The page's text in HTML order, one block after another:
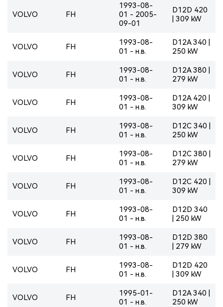
VOLVO FH
1993-08-
01 - 2005-
09-01
D12D 420
| 309 kW
VOLVO FH
1993-08-
01 - н.в.
D12A 340 |
250 kW
VOLVO FH
1993-08-
01 - н.в.
D12A 380 |
279 kW
VOLVO FH
1993-08-
01 - н.в.
D12A 420 |
309 kW
VOLVO FH
1993-08-
01 - н.в.
D12C 340 |
250 kW
VOLVO FH
1993-08-
01 - н.в.
D12C 380 |
279 kW
VOLVO FH
1993-08-
01 - н.в.
D12C 420 |
309 kW
VOLVO FH
1993-08-
01 - н.в.
D12D 340
| 250 kW
VOLVO FH
1993-08-
01 - н.в.
D12D 380
| 279 kW
VOLVO FH
1993-08-
01 - н.в.
D12D 420
| 309 kW
VOLVO FH
1995-01-
01 - н.в.
D12A 340 |
250 kW